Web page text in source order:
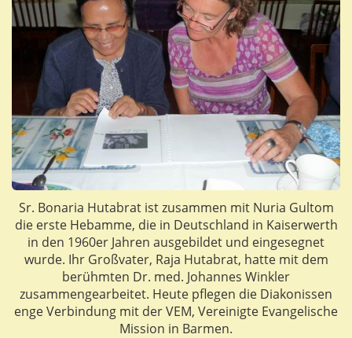
Sr. Bonaria Hutabrat ist zusammen mit Nuria Gultom
die erste Hebamme, die in Deutschland in Kaiserwerth
in den 1960er Jahren ausgebildet und eingesegnet
wurde. Ihr Großvater, Raja Hutabrat, hatte mit dem
berühmten Dr. med. Johannes Winkler
zusammengearbeitet. Heute pflegen die Diakonissen
enge Verbindung mit der VEM, Vereinigte Evangelische
Mission in Barmen.